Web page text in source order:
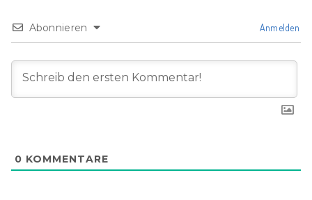
Abonnieren Anmelden
0 KOMMENTARE